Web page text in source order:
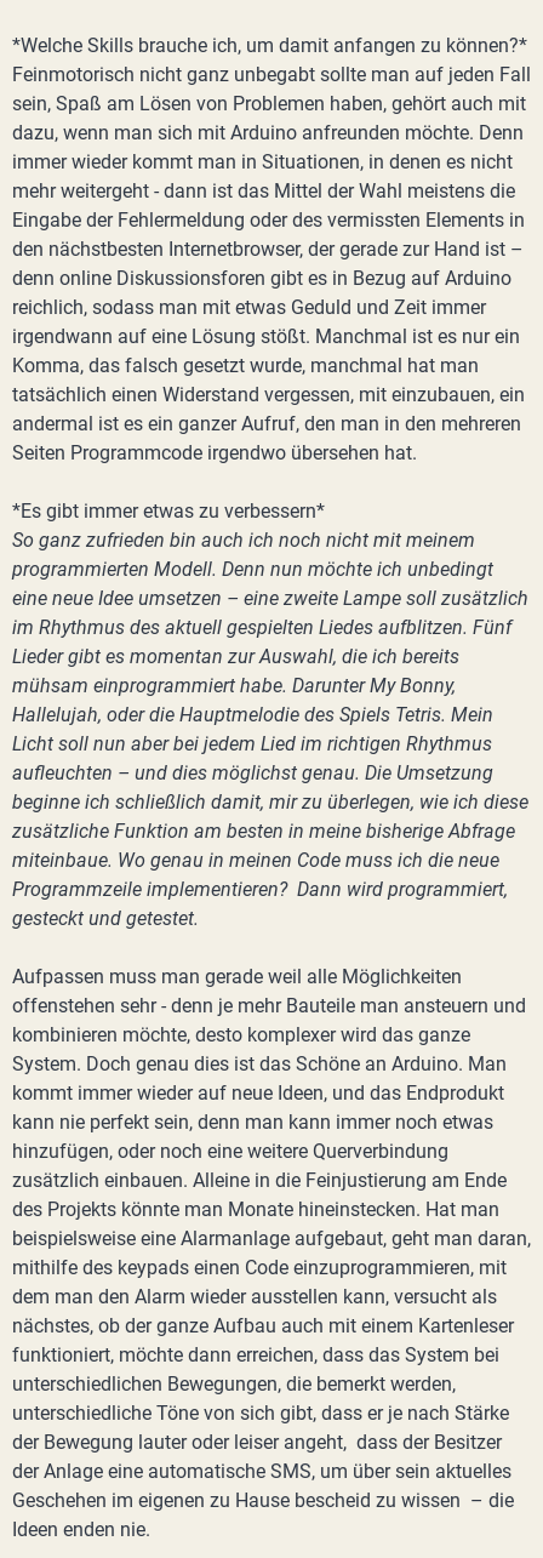
*Welche Skills brauche ich, um damit anfangen zu können?*
Feinmotorisch nicht ganz unbegabt sollte man auf jeden Fall
sein, Spaß am Lösen von Problemen haben, gehört auch mit
dazu, wenn man sich mit Arduino anfreunden möchte. Denn
immer wieder kommt man in Situationen, in denen es nicht
mehr weitergeht - dann ist das Mittel der Wahl meistens die
Eingabe der Fehlermeldung oder des vermissten Elements in
den nächstbesten Internetbrowser, der gerade zur Hand ist –
denn online Diskussionsforen gibt es in Bezug auf Arduino
reichlich, sodass man mit etwas Geduld und Zeit immer
irgendwann auf eine Lösung stößt. Manchmal ist es nur ein
Komma, das falsch gesetzt wurde, manchmal hat man
tatsächlich einen Widerstand vergessen, mit einzubauen, ein
andermal ist es ein ganzer Aufruf, den man in den mehreren
Seiten Programmcode irgendwo übersehen hat.
*Es gibt immer etwas zu verbessern*
So ganz zufrieden bin auch ich noch nicht mit meinem
programmierten Modell. Denn nun möchte ich unbedingt
eine neue Idee umsetzen – eine zweite Lampe soll zusätzlich
im Rhythmus des aktuell gespielten Liedes aufblitzen. Fünf
Lieder gibt es momentan zur Auswahl, die ich bereits
mühsam einprogrammiert habe. Darunter My Bonny,
Hallelujah, oder die Hauptmelodie des Spiels Tetris. Mein
Licht soll nun aber bei jedem Lied im richtigen Rhythmus
aufleuchten – und dies möglichst genau. Die Umsetzung
beginne ich schließlich damit, mir zu überlegen, wie ich diese
zusätzliche Funktion am besten in meine bisherige Abfrage
miteinbaue. Wo genau in meinen Code muss ich die neue
Programmzeile implementieren? Dann wird programmiert,
gesteckt und getestet.
Aufpassen muss man gerade weil alle Möglichkeiten
offenstehen sehr - denn je mehr Bauteile man ansteuern und
kombinieren möchte, desto komplexer wird das ganze
System. Doch genau dies ist das Schöne an Arduino. Man
kommt immer wieder auf neue Ideen, und das Endprodukt
kann nie perfekt sein, denn man kann immer noch etwas
hinzufügen, oder noch eine weitere Querverbindung
zusätzlich einbauen. Alleine in die Feinjustierung am Ende
des Projekts könnte man Monate hineinstecken. Hat man
beispielsweise eine Alarmanlage aufgebaut, geht man daran,
mithilfe des keypads einen Code einzuprogrammieren, mit
dem man den Alarm wieder ausstellen kann, versucht als
nächstes, ob der ganze Aufbau auch mit einem Kartenleser
funktioniert, möchte dann erreichen, dass das System bei
unterschiedlichen Bewegungen, die bemerkt werden,
unterschiedliche Töne von sich gibt, dass er je nach Stärke
der Bewegung lauter oder leiser angeht, dass der Besitzer
der Anlage eine automatische SMS, um über sein aktuelles
Geschehen im eigenen zu Hause bescheid zu wissen – die
Ideen enden nie.